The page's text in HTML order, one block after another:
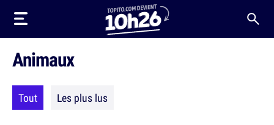
Animaux
Tout Les plus lus